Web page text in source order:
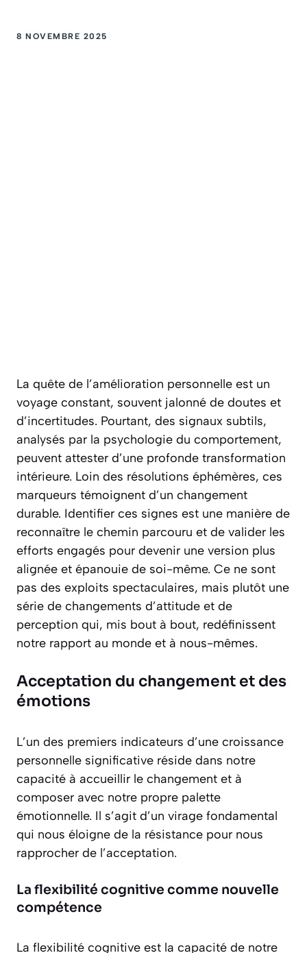
8 NOVEMBRE 2025
La quête de l’amélioration personnelle est un
voyage constant, souvent jalonné de doutes et
d’incertitudes. Pourtant, des signaux subtils,
analysés par la psychologie du comportement,
peuvent attester d’une profonde transformation
intérieure. Loin des résolutions éphémères, ces
marqueurs témoignent d’un changement
durable. Identifier ces signes est une manière de
reconnaître le chemin parcouru et de valider les
efforts engagés pour devenir une version plus
alignée et épanouie de soi-même. Ce ne sont
pas des exploits spectaculaires, mais plutôt une
série de changements d’attitude et de
perception qui, mis bout à bout, redéfinissent
notre rapport au monde et à nous-mêmes.
Acceptation du changement et des
émotions
L’un des premiers indicateurs d’une croissance
personnelle significative réside dans notre
capacité à accueillir le changement et à
composer avec notre propre palette
émotionnelle. Il s’agit d’un virage fondamental
qui nous éloigne de la résistance pour nous
rapprocher de l’acceptation.
La flexibilité cognitive comme nouvelle
compétence
La flexibilité cognitive est la capacité de notre